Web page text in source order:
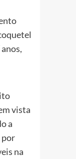
vista
a
por
na